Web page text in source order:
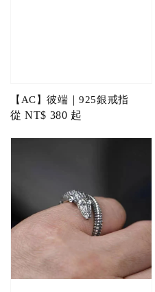
【AC】彼端｜925銀戒指
Regular
從NT$ 380 起